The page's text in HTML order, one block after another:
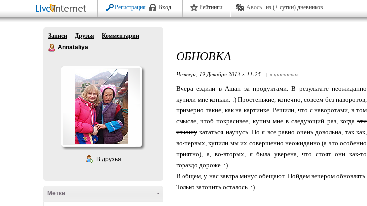
Регистрация Вход Рейтинги Авось из (+ сутки) дневников
Записи Друзья
Комментарии
Annataliya
В друзья
-
Метки
ОБНОВКА
Четверг, 19 Декабря 2013 г. 11:25 + в цитатник
Вчера ездили в Ашан за продуктами. В результате неожиданно
купили мне коньки. :) Простенькие, конечно, совсем без наворотов,
примерно такие, как на картинке. Решили, что с наворотами, в том
смысле, чтоб покрасивее, купим мне в следующий раз, когда эти
изношу кататься научусь. Но я все равно очень довольна, так как,
во-первых, купили мы их совершенно неожиданно (а это особенно
приятно), а, во-вторых, я была уверена, что стоят они как-то
гораздо дороже. :)
В общем, у нас завтра минус обещают. Пойдем вечером обновлять.
Только заточить осталось. :)